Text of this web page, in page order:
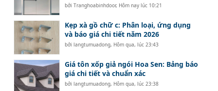
bởiTranghoabinhdoor, Hôm nay lúc 10:21
Kẹp xà gồ chữ c: Phân loại, ứng dụng
và báo giá chi tiết năm 2026
bởilangtumuadong, Hôm qua, lúc 23:43
Giá tôn xốp giả ngói Hoa Sen: Bảng báo
giá chi tiết và chuẩn xác
bởilangtumuadong, Hôm qua, lúc 23:38